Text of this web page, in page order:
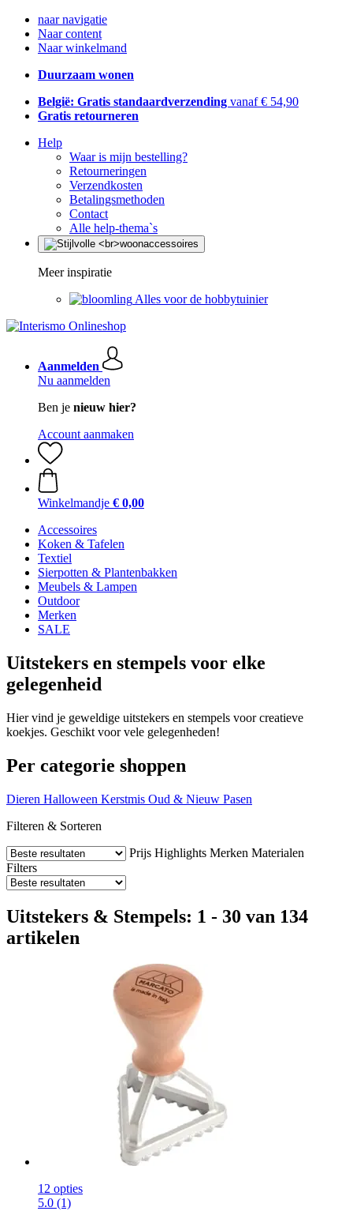
naar navigatie
Naar content
Naar winkelmand
Duurzaam wonen
België: Gratis standaardverzending vanaf € 54,90
Gratis retourneren
Help
Waar is mijn bestelling?
Retourneringen
Verzendkosten
Betalingsmethoden
Contact
Alle help-thema`s
Meer inspiratie
Alles voor de hobbytuinier
Aanmelden
Nu aanmelden
Ben je nieuw hier?
Account aanmaken
Winkelmandje € 0,00
Accessoires
Koken & Tafelen
Textiel
Sierpotten & Plantenbakken
Meubels & Lampen
Outdoor
Merken
SALE
Uitstekers en stempels voor elke
gelegenheid
Hier vind je geweldige uitstekers en stempels voor creatieve
koekjes. Geschikt voor vele gelegenheden!
Per categorie shoppen
Dieren Halloween Kerstmis Oud & Nieuw Pasen
Filteren & Sorteren
Prijs Highlights Merken Materialen
Filters
Uitstekers & Stempels: 1 - 30 van 134
artikelen
12 opties
5.0 (1)